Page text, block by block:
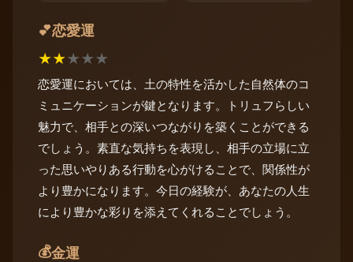
💕恋愛運
★★★★★
恋愛運においては、土の特性を活かした自然体のコ
ミュニケーションが鍵となります。トリュフらしい
魅力で、相手との深いつながりを築くことができる
でしょう。素直な気持ちを表現し、相手の立場に立
った思いやりある行動を心がけることで、関係性が
より豊かになります。今日の経験が、あなたの人生
により豊かな彩りを添えてくれることでしょう。
💰金運